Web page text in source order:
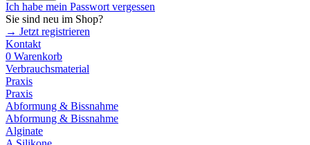
Ich habe mein Passwort vergessen
Sie sind neu im Shop?
→ Jetzt registrieren
Kontakt
0 Warenkorb
Verbrauchsmaterial
Praxis
Praxis
Abformung & Bissnahme
Abformung & Bissnahme
Alginate